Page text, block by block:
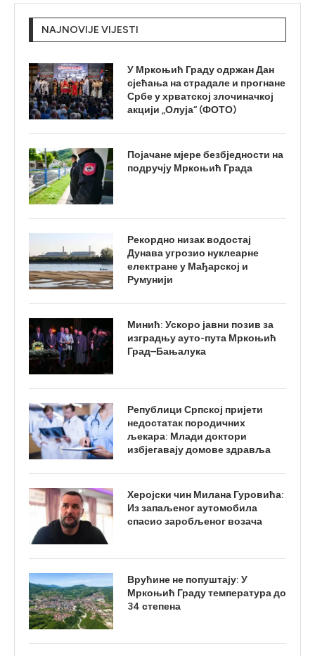
NAJNOVIJE VIJESTI
У Мркоњић Граду одржан Дан
сјећања на страдале и прогнане
Србе у хрватској злочиначкој
акцији „Олуја“ (ФОТО)
Појачане мјере безбједности на
подручју Мркоњић Града
Рекордно низак водостај
Дунава угрозио нуклеарне
електране у Мађарској и
Румунији
Минић: Ускоро јавни позив за
изградњу ауто-пута Мркоњић
Град–Бањалука
Републици Српској пријети
недостатак породичних
љекара: Млади доктори
избјегавају домове здравља
Херојски чин Милана Гуровића:
Из запаљеног аутомобила
спасио заробљеног возача
Врућине не попуштају: У
Мркоњић Граду температура до
34 степена